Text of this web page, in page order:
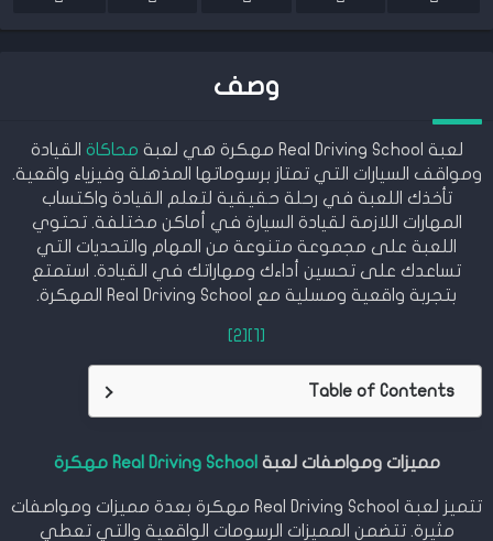
وصف
لعبة Real Driving School مهكرة هي لعبة محاكاة القيادة
ومواقف السيارات التي تمتاز برسوماتها المذهلة وفيزياء واقعية.
تأخذك اللعبة في رحلة حقيقية لتعلم القيادة واكتساب
المهارات اللازمة لقيادة السيارة في أماكن مختلفة. تحتوي
اللعبة على مجموعة متنوعة من المهام والتحديات التي
تساعدك على تحسين أداءك ومهاراتك في القيادة. استمتع
بتجربة واقعية ومسلية مع Real Driving School المهكرة.
[1]
[2]
Table of Contents
مميزات ومواصفات لعبة Real Driving School مهكرة
تتميز لعبة Real Driving School مهكرة بعدة مميزات ومواصفات
مثيرة. تتضمن المميزات الرسومات الواقعية والتي تعطي